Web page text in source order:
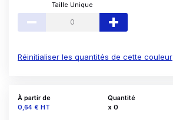
Taille Unique
Réinitialiser les quantités de cette couleur
À partir de
Prix
0,64 € HT
Quantité
x 0